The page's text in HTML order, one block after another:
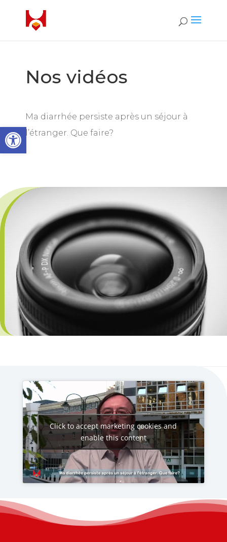
Open toolbar
Nos vidéos
Ma diarrhée persiste après un séjour à
l’étranger. Que faire?
Click to accept marketing cookies and
enable this content